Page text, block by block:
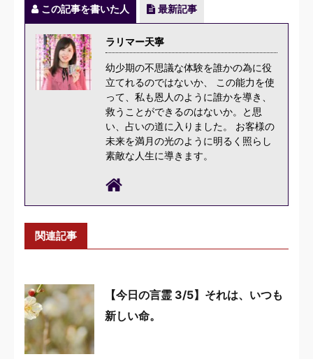
この記事を書いた人 最新記事
ラリマー天寧
幼少期の不思議な体験を誰かの為に役
立てれるのではないか、 この能力を使
って、私も恩人のように誰かを導き、
救うことができるのはないか。と思
い、占いの道に入りました。 お客様の
未来を満月の光のように明るく照らし
素敵な人生に導きます。
関連記事
【今日の言霊 3/5】それは、いつも
新しい命。